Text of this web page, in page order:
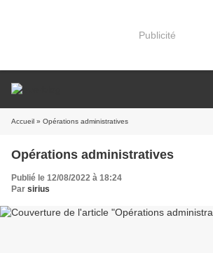
Publicité
Accueil » Opérations administratives
Opérations administratives
Publié le 12/08/2022 à 18:24
Par sirius